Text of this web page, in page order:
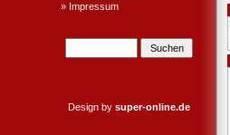
» Impressum
Design by super-online.de